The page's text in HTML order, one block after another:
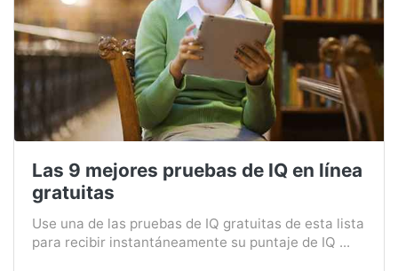
Las 9 mejores pruebas de IQ en línea
gratuitas
Use una de las pruebas de IQ gratuitas de esta lista
para recibir instantáneamente su puntaje de IQ ...